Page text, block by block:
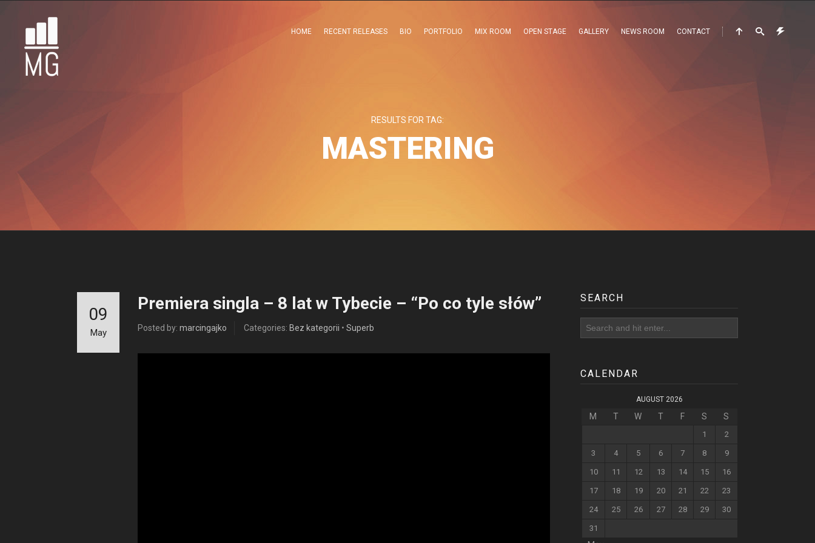
HOME RECENT RELEASES BIO PORTFOLIO MIX ROOM OPEN STAGE GALLERY NEWS ROOM CONTACT
RESULTS FOR TAG:
MASTERING
Premiera singla – 8 lat w Tybecie – “Po co tyle słów”
Posted by: marcingajko Categories: Bez kategorii • Superb
09
May
SEARCH
CALENDAR
AUGUST 2026
M T W T F S S
1 2
3 4 5 6 7 8 9
10 11 12 13 14 15 16
17 18 19 20 21 22 23
24 25 26 27 28 29 30
31